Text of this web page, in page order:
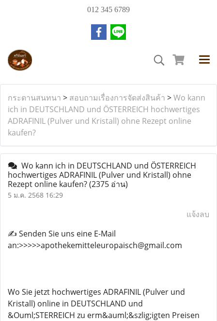
012 345 6789
กระดานสนทนา > สอบถามเรื่องการจัดส่งสินค้า >Wo kann
ich in DEUTSCHLAND und ÖSTERREICH hochwertiges
ADRAFINIL (Pulver und Kristall) ohne Rezept online
kaufen?
Wo kann ich in DEUTSCHLAND und ÖSTERREICH
hochwertiges ADRAFINIL (Pulver und Kristall) ohne
Rezept online kaufen?(2375 อ่าน)
5 ม.ค. 2568 16:29
แจ้งลบ
✍️ Senden Sie uns eine E-Mail
an:>>>>>apothekemitteleuropaisch@gmail.com
Wo Sie jetzt hochwertiges ADRAFINIL (Pulver und
Kristall) online in DEUTSCHLAND und
&Ouml;STERREICH zu erm&auml;&szlig;igten Preisen